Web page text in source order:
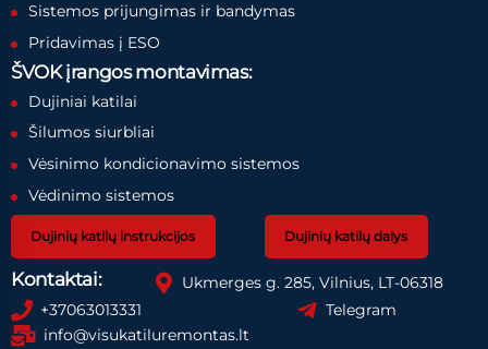
Sistemos prijungimas ir bandymas
Pridavimas į ESO
ŠVOK įrangos montavimas:
Dujiniai katilai
Šilumos siurbliai
Vėsinimo kondicionavimo sistemos
Vėdinimo sistemos
Dujinių katilų instrukcijos Dujinių katilų dalys
Kontaktai:
Ukmerges g. 285, Vilnius, LT-06318
+37063013331
Telegram
info@visukatiluremontas.lt